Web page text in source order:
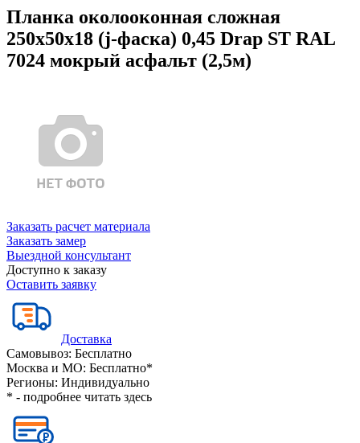
Планка околооконная сложная
250х50х18 (j-фаска) 0,45 Drap ST RAL
7024 мокрый асфальт (2,5м)
Заказать расчет материала
Заказать замер
Выездной консультант
Доступно к заказу
Оставить заявку
Доставка
Самовывоз: Бесплатно
Москва и МО: Бесплатно*
Регионы: Индивидуально
* - подробнее читать здесь